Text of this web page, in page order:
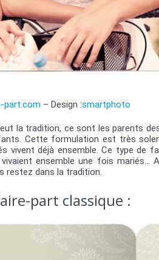
part.com – Design :smartphoto
la tradition, ce sont les parents
Cette formulation est très
vivent déjà ensemble. Ce type de
ensemble une fois mariés…
restez dans la tradition.
part classique :